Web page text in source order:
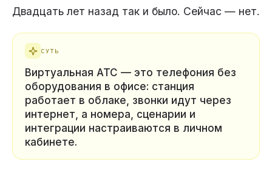
Двадцать лет назад так и было. Сейчас — нет.
СУТЬ
Виртуальная АТС — это телефония без
оборудования в офисе: станция
работает в облаке, звонки идут через
интернет, а номера, сценарии и
интеграции настраиваются в личном
кабинете.